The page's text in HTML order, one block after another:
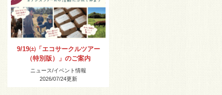
9/19㈯「エコサークルツアー
（特別版）」のご案内
ニュース/イベント情報
2026/07/24更新